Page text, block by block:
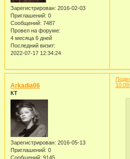
Зарегистрирован: 2016-02-03
Приглашений: 0
Сообщений: 7487
Провел на форуме:
4 месяца 6 дней
Последний визит:
2022-07-17 12:34:24
Arkadia06
КТ
Зарегистрирован: 2016-05-13
Приглашений: 0
Сообщений: 9145